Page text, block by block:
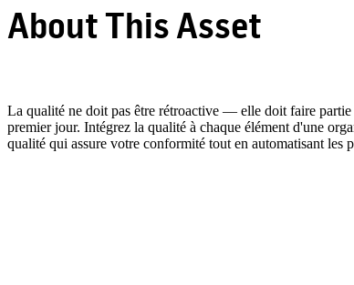
About This Asset
La qualité ne doit pas être rétroactive — elle doit faire
premier jour. Intégrez la qualité à chaque élément d'une
qualité qui assure votre conformité tout en automatisant les